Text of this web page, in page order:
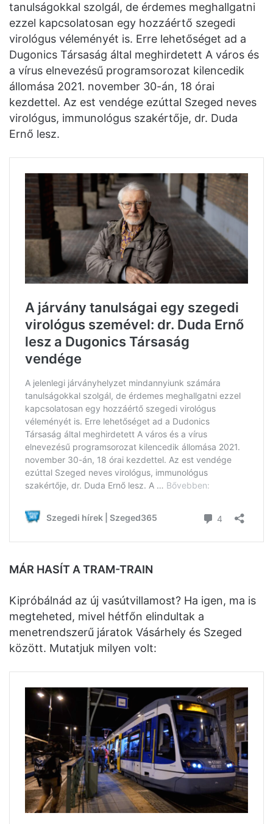
tanulságokkal szolgál, de érdemes meghallgatni
ezzel kapcsolatosan egy hozzáértő szegedi
virológus véleményét is. Erre lehetőséget ad a
Dugonics Társaság által meghirdetett A város és
a vírus elnevezésű programsorozat kilencedik
állomása 2021. november 30-án, 18 órai
kezdettel. Az est vendége ezúttal Szeged neves
virológus, immunológus szakértője, dr. Duda
Ernő lesz.
MÁR HASÍT A TRAM-TRAIN
Kipróbálnád az új vasútvillamost? Ha igen, ma is
megteheted, mivel hétfőn elindultak a
menetrendszerű járatok Vásárhely és Szeged
között. Mutatjuk milyen volt: